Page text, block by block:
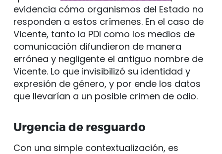
evidencia cómo organismos del Estado no
responden a estos crímenes. En el caso de
Vicente, tanto la PDI como los medios de
comunicación difundieron de manera
errónea y negligente el antiguo nombre de
Vicente. Lo que invisibilizó su identidad y
expresión de género, y por ende los datos
que llevarían a un posible crimen de odio.
Urgencia de resguardo
Con una simple contextualización, es